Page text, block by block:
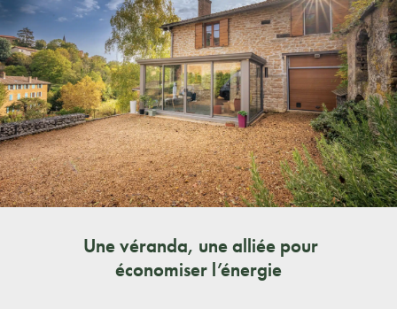
Une véranda, une alliée pour
économiser l’énergie